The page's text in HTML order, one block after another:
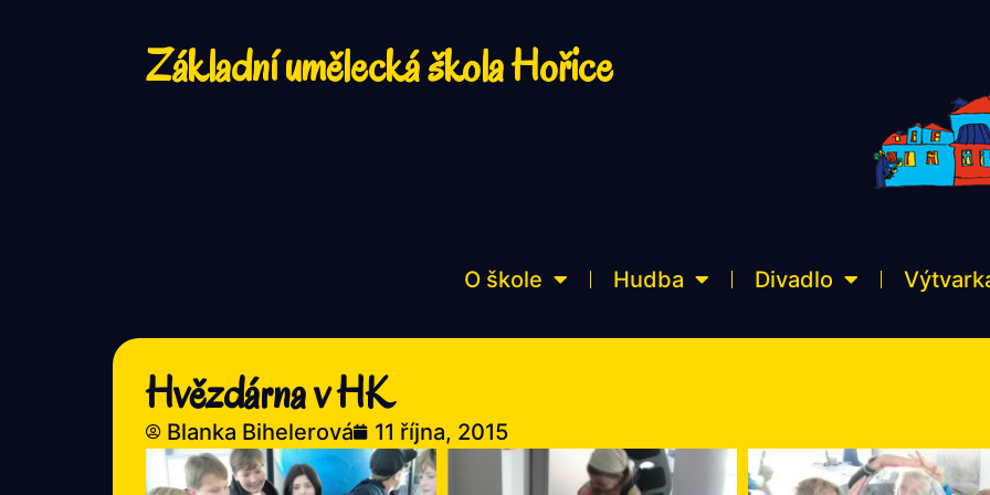
Základní umělecká škola Hořice
O škole Hudba Divadlo
Hvězdárna v HK
Blanka Bihelerová 11 října, 2015